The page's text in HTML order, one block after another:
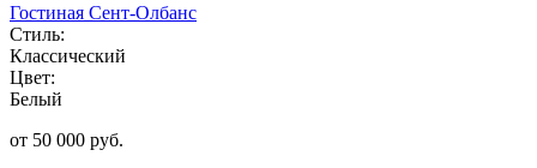
Гостиная Сент-Олбанс
Стиль:
Классический
Цвет:
Белый
от 50 000 руб.